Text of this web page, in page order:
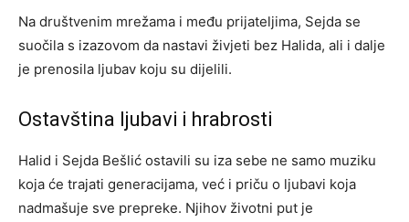
Na društvenim mrežama i među prijateljima, Sejda se
suočila s izazovom da nastavi živjeti bez Halida, ali i dalje
je prenosila ljubav koju su dijelili.
Ostavština ljubavi i hrabrosti
Halid i Sejda Bešlić ostavili su iza sebe ne samo muziku
koja će trajati generacijama, već i priču o ljubavi koja
nadmašuje sve prepreke. Njihov životni put je